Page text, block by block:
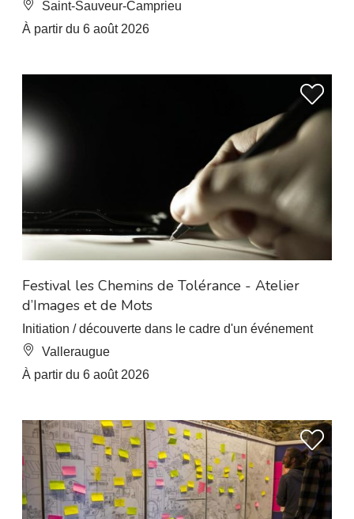
Saint-Sauveur-Camprieu
À partir du 6 août 2026
Festival les Chemins de Tolérance - Atelier
d’Images et de Mots
Initiation / découverte dans le cadre d'un événement
Valleraugue
À partir du 6 août 2026